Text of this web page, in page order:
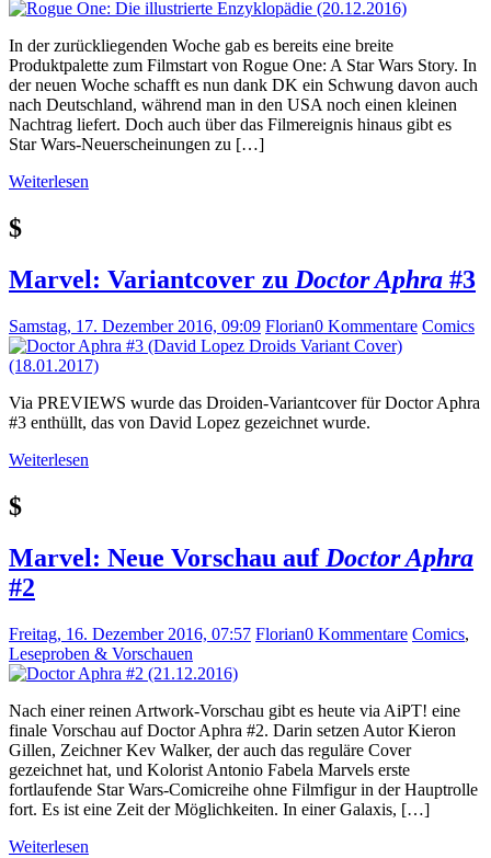
In der zurückliegenden Woche gab es bereits eine breite
Produktpalette zum Filmstart von Rogue One: A Star Wars Story. In
der neuen Woche schafft es nun dank DK ein Schwung davon auch
nach Deutschland, während man in den USA noch einen kleinen
Nachtrag liefert. Doch auch über das Filmereignis hinaus gibt es
Star Wars-Neuerscheinungen zu […]
Weiterlesen
$
Marvel: Variantcover zu Doctor Aphra #3
Samstag, 17. Dezember 2016, 09:09 Florian0 Kommentare Comics
Via PREVIEWS wurde das Droiden-Variantcover für Doctor Aphra
#3 enthüllt, das von David Lopez gezeichnet wurde.
Weiterlesen
$
Marvel: Neue Vorschau auf Doctor Aphra
#2
Freitag, 16. Dezember 2016, 07:57 Florian0 Kommentare Comics,
Leseproben & Vorschauen
Nach einer reinen Artwork-Vorschau gibt es heute via AiPT! eine
finale Vorschau auf Doctor Aphra #2. Darin setzen Autor Kieron
Gillen, Zeichner Kev Walker, der auch das reguläre Cover
gezeichnet hat, und Kolorist Antonio Fabela Marvels erste
fortlaufende Star Wars-Comicreihe ohne Filmfigur in der Hauptrolle
fort. Es ist eine Zeit der Möglichkeiten. In einer Galaxis, […]
Weiterlesen